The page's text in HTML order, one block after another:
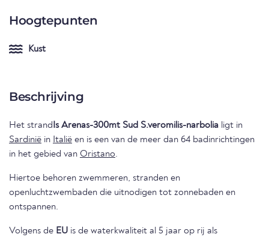
Hoogtepunten
Kust
Beschrijving
Het strandIs Arenas-300mt Sud S.veromilis-narbolia ligt in
Sardinië in Italië en is een van de meer dan 64 badinrichtingen
in het gebied van Oristano.
Hiertoe behoren zwemmeren, stranden en
openluchtzwembaden die uitnodigen tot zonnebaden en
ontspannen.
Volgens de EU is de waterkwaliteit al 5 jaar op rij als